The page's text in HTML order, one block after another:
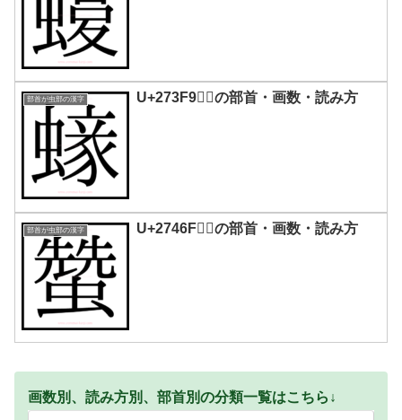
部首が虫部の漢字 U+273F9｜𧏹の部首・画数・読み方
部首が虫部の漢字 U+2746F｜𧑯の部首・画数・読み方
画数別、読み方別、部首別の分類一覧はこちら↓